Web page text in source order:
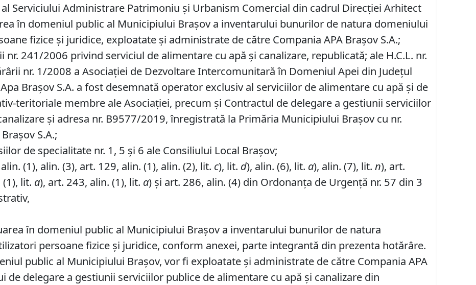
Serviciului Administrare Patrimoniu şi Urbanism Comercial din cadrul Direcției Arhitect
în domeniul public al Municipiului Braşov a inventarului bunurilor de natura domeniului
fizice şi juridice, exploatate şi administrate de către Compania APA Braşov S.A.;
nr. 241/2006 privind serviciul de alimentare cu apă şi canalizare, republicată; ale H.C.L. nr.
nr. 1/2008 a Asociaţiei de Dezvoltare Intercomunitară în Domeniul Apei din Judeţul
Braşov S.A. a fost desemnată operator exclusiv al serviciilor de alimentare cu apă şi de
teritoriale membre ale Asociaţiei, precum şi Contractul de delegare a gestiunii serviciilor
și adresa nr. B9577/2019, înregistrată la Primăria Municipiului Brașov cu nr.
S.A.;
de specialitate nr. 1, 5 și 6 ale Consiliului Local Brașov;
(1), alin. (3), art. 129, alin. (1), alin. (2), lit. c), lit. d), alin. (6), lit. a), alin. (7), lit.n), art.
lit. a), art. 243, alin. (1), lit. a) și art. 286, alin. (4) din Ordonanța de Urgență nr. 57 din 3
în domeniul public al Municipiului Braşov a inventarului bunurilor de natura
persoane fizice şi juridice, conform anexei, parte integrantă din prezenta hotărâre.
public al Municipiului Braşov, vor fi exploatate şi administrate de către Compania APA
de delegare a gestiunii serviciilor publice de alimentare cu apă şi canalizare din